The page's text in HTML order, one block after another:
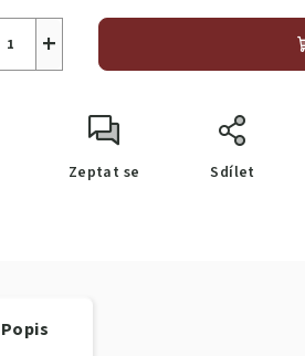
+
Zeptat se Sdílet
Popis